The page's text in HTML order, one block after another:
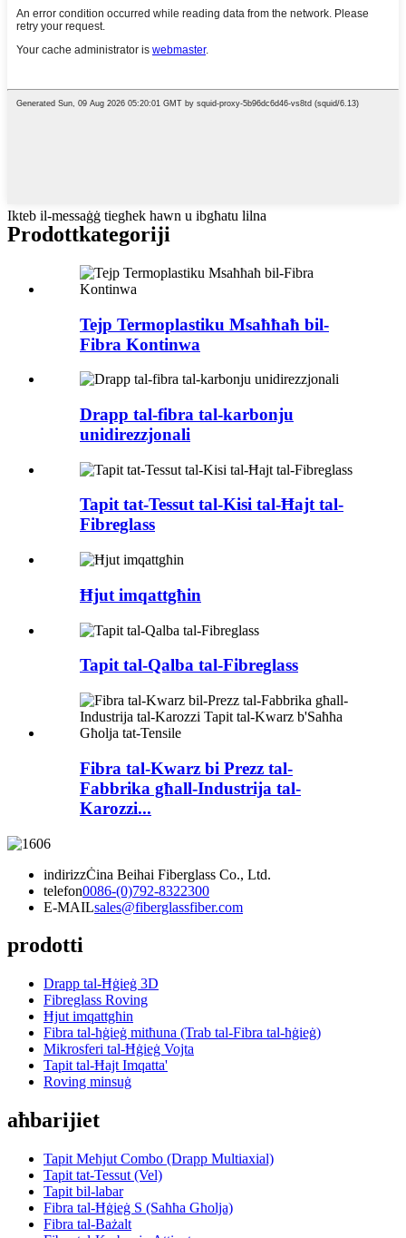
Ikteb il-messaġġ tiegħek hawn u ibgħatu lilna
Prodottkategoriji
Tejp Termoplastiku Msaħħaħ bil-
Fibra Kontinwa
Drapp tal-fibra tal-karbonju
unidirezzjonali
Tapit tat-Tessut tal-Kisi tal-Ħajt tal-
Fibreglass
Ħjut imqattgħin
Tapit tal-Qalba tal-Fibreglass
Fibra tal-Kwarz bi Prezz tal-
Fabbrika għall-Industrija tal-
Karozzi...
indirizzĊina Beihai Fiberglass Co., Ltd.
telefon0086-(0)792-8322300
E-MAILsales@fiberglassfiber.com
prodotti
Drapp tal-Ħġieġ 3D
Fibreglass Roving
Ħjut imqattgħin
Fibra tal-ħġieġ mitħuna (Trab tal-Fibra tal-ħġieġ)
Mikrosferi tal-Ħġieġ Vojta
Tapit tal-Ħajt Imqatta'
Roving minsuġ
aħbarijiet
Tapit Meħjut Combo (Drapp Multiaxial)
Tapit tat-Tessut (Vel)
Tapit bil-labar
Fibra tal-Ħġieġ S (Saħħa Għolja)
Fibra tal-Bażalt